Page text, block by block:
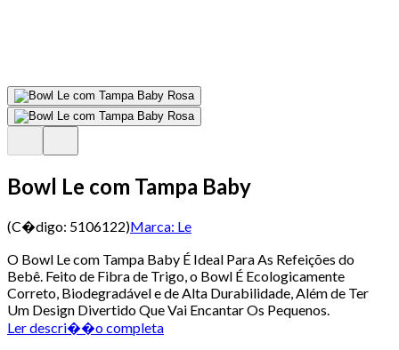
Bowl Le com Tampa Baby
(C�digo: 5106122)Marca: Le
O Bowl Le com Tampa Baby É Ideal Para As Refeições do
Bebê. Feito de Fibra de Trigo, o Bowl É Ecologicamente
Correto, Biodegradável e de Alta Durabilidade, Além de Ter
Um Design Divertido Que Vai Encantar Os Pequenos.
Ler descri��o completa